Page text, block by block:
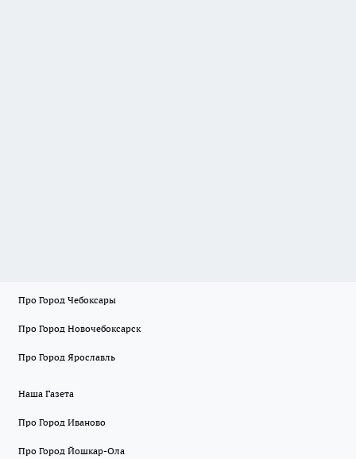
Про Город Чебоксары
Про Город Новочебоксарск
Про Город Ярославль
Наша Газета
Про Город Иваново
Про Город Йошкар-Ола